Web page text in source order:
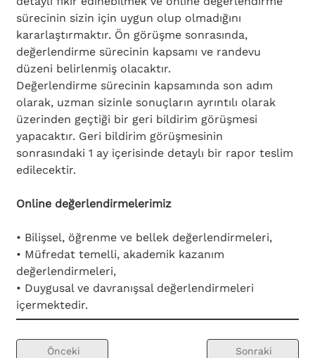
Önceki Sonraki
sürecinin sizin için uygun olup olmadığını
kararlaştırmaktır. Ön görüşme sonrasında,
değerlendirme sürecinin kapsamı ve randevu
düzeni belirlenmiş olacaktır.
Değerlendirme sürecinin kapsamında son adım
olarak, uzman sizinle sonuçların ayrıntılı olarak
üzerinden geçtiği bir geri bildirim görüşmesi
yapacaktır. Geri bildirim görüşmesinin
sonrasındaki 1 ay içerisinde detaylı bir rapor teslim
edilecektir.
Online değerlendirmelerimiz
• Bilişsel, öğrenme ve bellek değerlendirmeleri,
• Müfredat temelli, akademik kazanım
değerlendirmeleri,
• Duygusal ve davranışsal değerlendirmeleri
içermektedir.